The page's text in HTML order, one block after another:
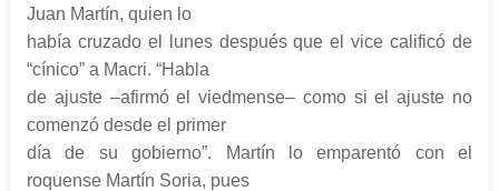
Juan Martín, quien lo
había cruzado el lunes después que el vice calificó de
“cínico” a Macri. “Habla
de ajuste –afirmó el viedmense– como si el ajuste no
comenzó desde el primer
día de su gobierno”. Martín lo emparentó con el
roquense Martín Soria, pues